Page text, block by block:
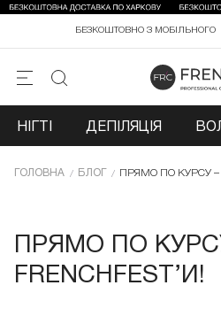
БЕЗКОШТОВНО З МОБІЛЬНОГО
НІГТІ ДЕПІЛЯЦІЯ
ГОЛОВНА БЛОГ ПРЯМО ПО КУРСУ –
ПРЯМО ПО
FRENCHFEST’И!